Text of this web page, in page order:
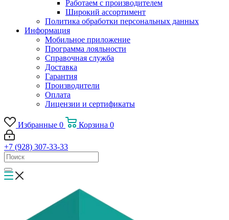
Работаем с производителем
Широкий ассортимент
Политика обработки персональных данных
Информация
Мобильное приложение
Программа лояльности
Справочная служба
Доставка
Гарантия
Производители
Оплата
Лицензии и сертификаты
Избранные 0 Корзина 0
+7 (928) 307-33-33